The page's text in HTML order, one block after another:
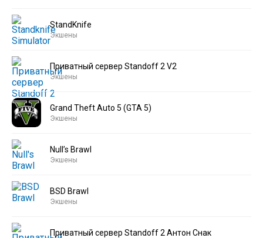
StandKnife
Экшены
Приватный сервер Standoff 2 V2
Экшены
Grand Theft Auto 5 (GTA 5)
Экшены
Null’s Brawl
Экшены
BSD Brawl
Экшены
Приватный сервер Standoff 2 Антон Снак